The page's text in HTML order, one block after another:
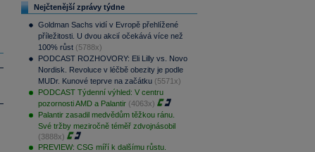
Nejčtenější zprávy týdne
Goldman Sachs vidí v Evropě přehlížené
příležitosti. U dvou akcií očekává více než
100% růst (5788x)
PODCAST ROZHOVORY: Eli Lilly vs. Novo
Nordisk. Revoluce v léčbě obezity je podle
MUDr. Kunové teprve na začátku (5571x)
PODCAST Týdenní výhled: V centru
pozornosti AMD a Palantir (4063x)
Palantir zasadil medvědům těžkou ránu.
Své tržby meziročně téměř zdvojnásobil
(3888x)
PREVIEW: CSG míří k dalšímu růstu.